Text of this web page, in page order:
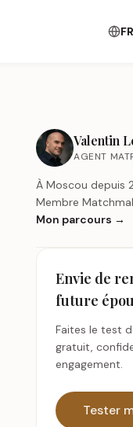
FR
Valentin
AGENT
À Moscou depuis
Membre
Mon parcours →
Envie de
future
Faites le test
gratuit,
engagement.
Tester